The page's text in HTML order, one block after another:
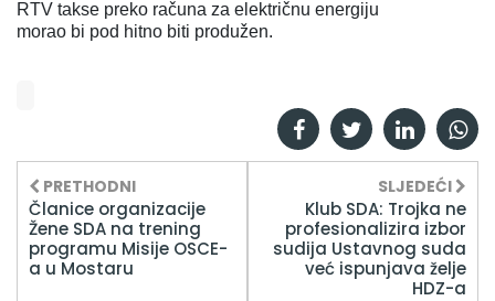
RTV takse preko računa za električnu energiju
morao bi pod hitno biti produžen.
PRETHODNI
Članice organizacije
Žene SDA na trening
programu Misije OSCE-
a u Mostaru
SLJEDEĆI
Klub SDA: Trojka ne
profesionalizira izbor
sudija Ustavnog suda
već ispunjava želje
HDZ-a